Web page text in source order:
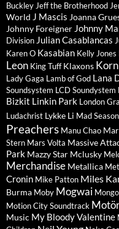
Buckley Jeff the Brotherhood
World J Mascis Joanna
Johnny Foreigner Johnny
Division Julian Casablancas
Karen O Kasabian Kelly Jones
Leon King Tuff Klaxons Korn
Lady Gaga Lamb of God Lana
Soundsystem LCD Soundystem
Bizkit Linkin Park London
Ludachrist Lykke Li Mad Season
Preachers Manu Chao
Stern Mars Volta Massive
Park Mazzy Star Mclusky
Merchandise Metallica
Cronin Mike Patton Miles
Burma Moby Mogwai
Motion City Soundtrack
Music My Bloody Valentine